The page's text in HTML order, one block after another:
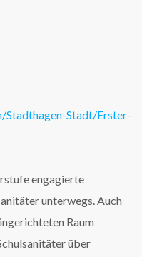
Stadthagen-Stadt/Erster-
engagierte
unterwegs. Auch
Raum
über